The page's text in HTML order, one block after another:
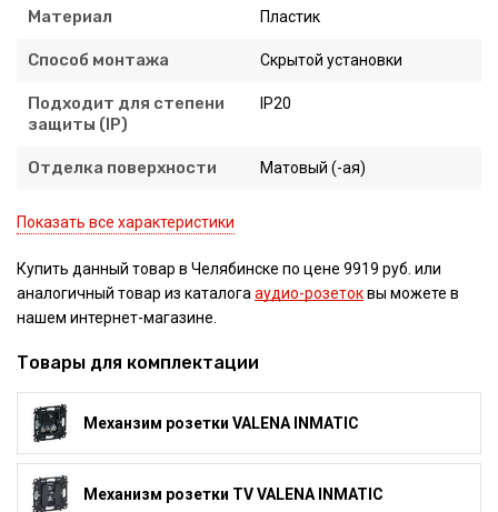
Материал Пластик
Способ монтажа Скрытой установки
Подходит для степени
защиты (IP)
IP20
Отделка поверхности Матовый (-ая)
Показать все характеристики
Купить данный товар в Челябинске по цене 9919 руб. или
аналогичный товар из каталогааудио-розетоквы можете в
нашем интернет-магазине.
Товары для комплектации
Механзим розетки VALENA INMATIC
Механизм розетки TV VALENA INMATIC